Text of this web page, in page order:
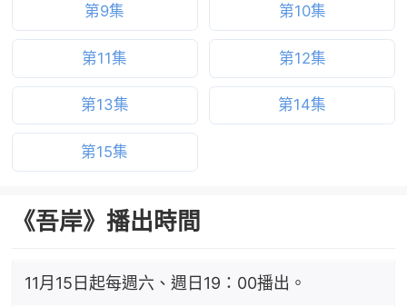
第9集 第10集
第11集 第12集
第13集 第14集
第15集
《吾岸》播出時間
11月15日起每週六、週日19：00播出。